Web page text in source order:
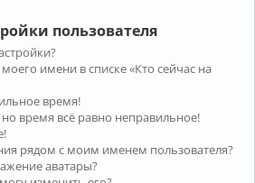
пользователя
имени в списке «Кто сейчас на
время!
время всё равно неправильное!
рядом с моим именем пользователя?
аватары?